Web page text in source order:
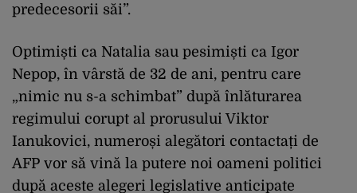
predecesorii săi”.
Optimiști ca Natalia sau pesimiști ca Igor
Nepop, în vârstă de 32 de ani, pentru care
„nimic nu s-a schimbat” după înlăturarea
regimului corupt al prorusului Viktor
Ianukovici, numeroși alegători contactați de
AFP vor să vină la putere noi oameni politici
după aceste alegeri legislative anticipate